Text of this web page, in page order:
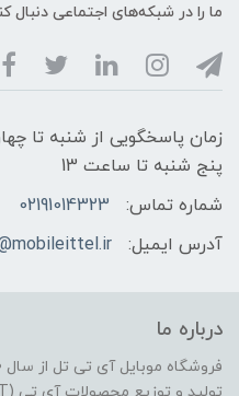
ما را در شبکه‌های اجتماعی دنبال
پنج شنبه تا ساعت 13
شماره تماس:
02191014323
آدرس ایمیل:
درباره ما